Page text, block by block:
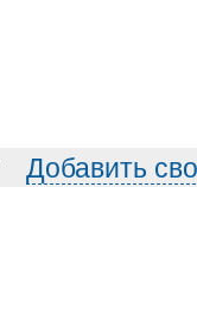
Добавить